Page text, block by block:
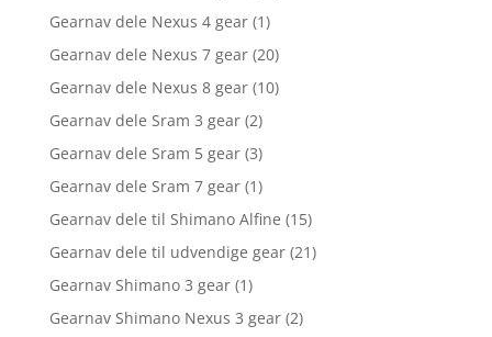
Gearnav dele Nexus 4 gear (1)
Gearnav dele Nexus 7 gear (20)
Gearnav dele Nexus 8 gear (10)
Gearnav dele Sram 3 gear (2)
Gearnav dele Sram 5 gear (3)
Gearnav dele Sram 7 gear (1)
Gearnav dele til Shimano Alfine (15)
Gearnav dele til udvendige gear (21)
Gearnav Shimano 3 gear (1)
Gearnav Shimano Nexus 3 gear (2)